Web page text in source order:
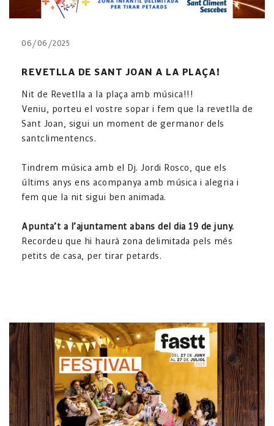
06/06/2025
REVETLLA DE SANT JOAN A LA PLAÇA!
Nit de Revetlla a la plaça amb música!!!
Veniu, porteu el vostre sopar i fem que la revetlla de
Sant Joan, sigui un moment de germanor dels
santclimentencs.
Tindrem música amb el Dj. Jordi Rosco, que els
últims anys ens acompanya amb música i alegria i
fem que la nit sigui ben animada.
Apunta’t a l’ajuntament abans del dia 19 de juny.
Recordeu que hi haurà zona delimitada pels més
petits de casa, per tirar petards.